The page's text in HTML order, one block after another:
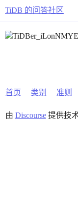
TiDB 的问答社区
首页 类别 准则
由 Discourse提供技